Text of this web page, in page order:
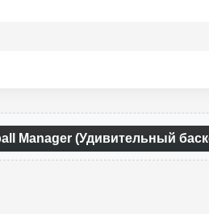
Manager (Удивительный